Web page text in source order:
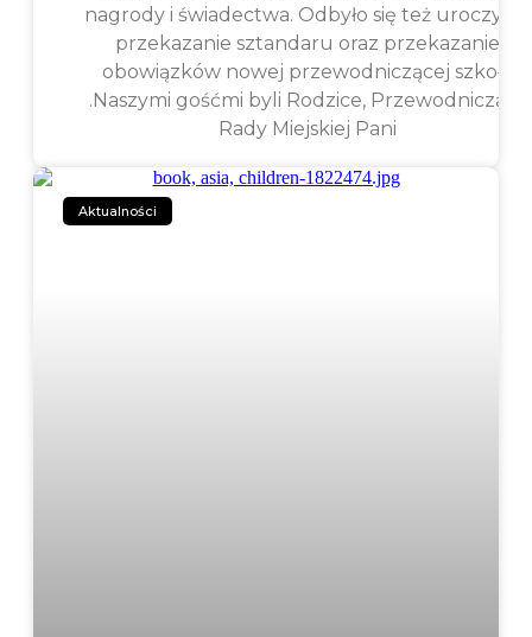
nagrody i świadectwa. Odbyło się też uroczyste
przekazanie sztandaru oraz przekazanie
obowiązków nowej przewodniczącej szkoły
.Naszymi gośćmi byli Rodzice, Przewodnicząca
Rady Miejskiej Pani
Aktualności